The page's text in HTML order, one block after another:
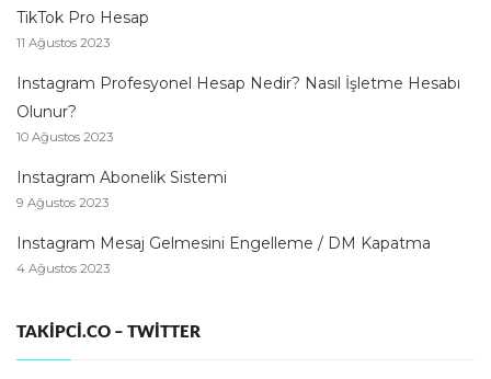
TikTok Pro Hesap
11 Ağustos 2023
Instagram Profesyonel Hesap Nedir? Nasıl İşletme Hesabı
Olunur?
10 Ağustos 2023
Instagram Abonelik Sistemi
9 Ağustos 2023
Instagram Mesaj Gelmesini Engelleme / DM Kapatma
4 Ağustos 2023
TAKIPCI.CO – TWITTER